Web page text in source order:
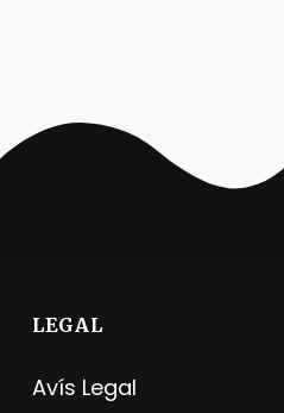
LEGAL
Avís Legal